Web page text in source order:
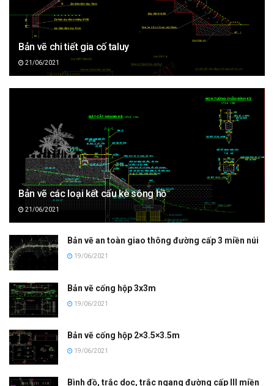
Bản vẽ chi tiết gia cố taluy
21/06/2021
Bản vẽ các loại kết cấu kè sông hồ
21/06/2021
Bản vẽ an toàn giao thông đường cấp 3 miền núi
19/06/2021
Bản vẽ cống hộp 3x3m
19/06/2021
Bản vẽ cống hộp 2×3.5×3.5m
19/06/2021
Bình đồ, trắc dọc, trắc ngang đường cấp III miền